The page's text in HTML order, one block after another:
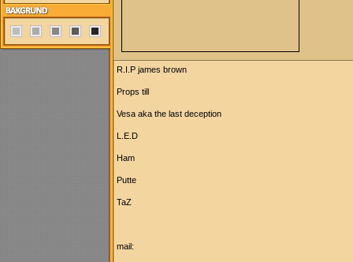
R.I.P james brown
Props till
Vesa aka the last deception
L.E.D
Ham
Putte
TaZ
mail: